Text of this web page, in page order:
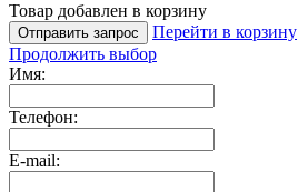
Товар добавлен в корзину
Отправить запрос
Перейти в корзину
Продолжить выбор
Имя:
Телефон:
E-mail: